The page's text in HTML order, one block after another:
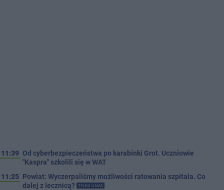
11:39 Od cyberbezpieczeństwa po karabinki Grot. Uczniowie
"Kaspra" szkolili się w WAT
11:25 Powiat: Wyczerpaliśmy możliwości ratowania szpitala. Co
dalej z lecznicą?
TYLKO U NAS